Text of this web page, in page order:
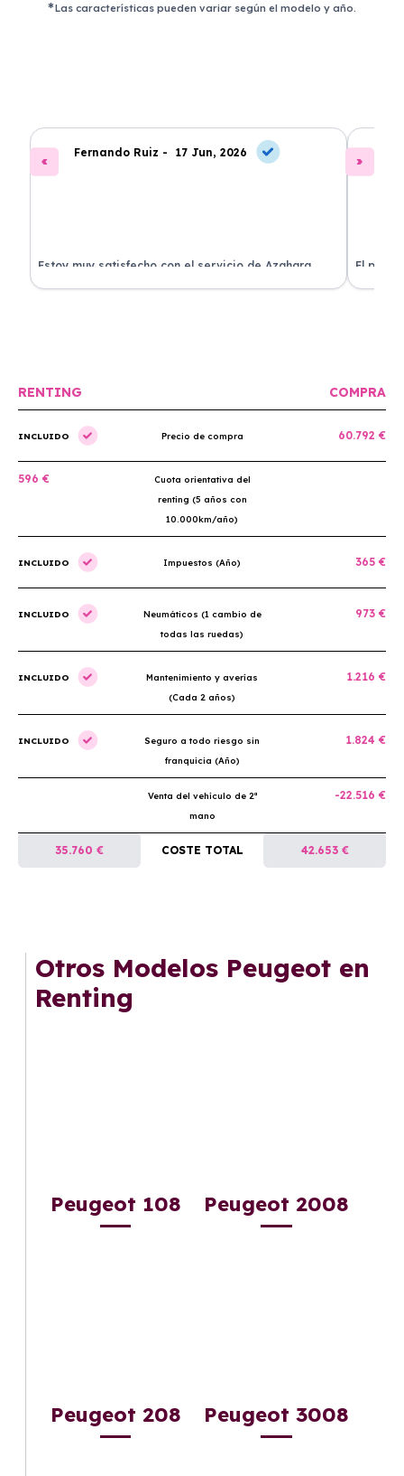
Las características pueden variar según el modelo y año.
Fernando Ruiz - 17 Jun, 2026
Estoy muy satisfecho con el servicio de Azahara
Renting. El coche está en perfectas condiciones y el
El
llegó
RENTING COMPRA
INCLUIDO Precio de compra 60.792 €
596 €
Cuota orientativa del
renting (5 años con
10.000km/año)
INCLUIDO Impuestos (Año) 365 €
INCLUIDO
Neumáticos (1 cambio de
todas las ruedas)
973 €
INCLUIDO
Mantenimiento y averías
(Cada 2 años)
1.216 €
INCLUIDO
Seguro a todo riesgo sin
franquicia (Año)
1.824 €
Venta del vehículo de 2ª
mano
-22.516 €
35.760 € COSTE TOTAL 42.653 €
Otros Modelos Peugeot en
Renting
Peugeot 108 Peugeot 2008
Peugeot 208 Peugeot 3008